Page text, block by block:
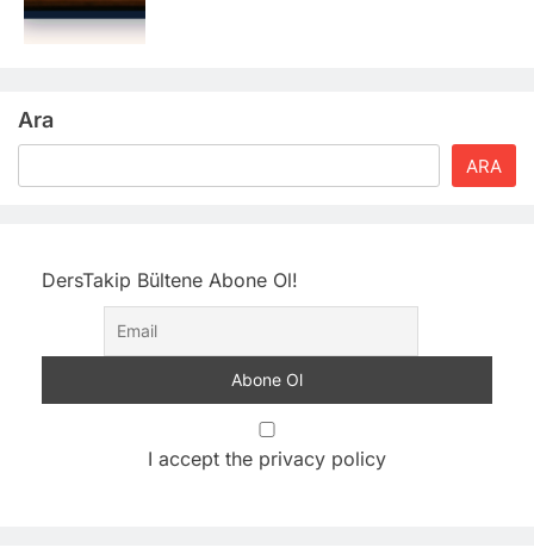
Ara
ARA
DersTakip Bültene Abone Ol!
I accept the privacy policy